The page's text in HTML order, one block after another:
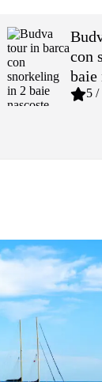
con
baie
5 /